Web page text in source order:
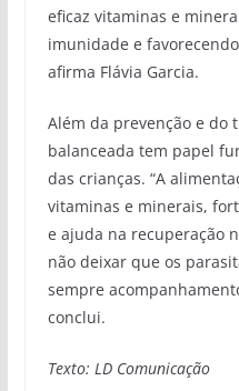
eficaz vitaminas e
imunidade e
afirma Flávia Garcia.
Além da prevenção e do
balanceada tem papel
das crianças. “A
vitaminas e minerais,
e ajuda na recuperação
não deixar que os
sempre
conclui.
Texto: LD Comunicação